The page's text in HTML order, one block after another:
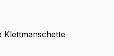
Klettmanschette